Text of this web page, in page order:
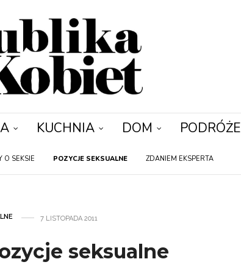
KUCHNIA DOM PODRÓŻE
O SEKSIE POZYCJE SEKSUALNE ZDANIEM EKSPERTA
7 LISTOPADA 2011
seksualne